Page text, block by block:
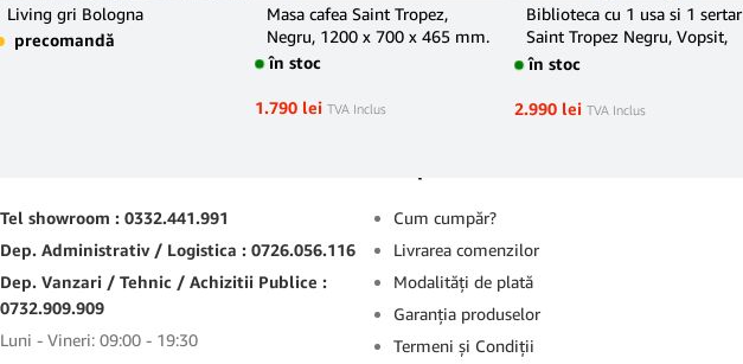
Living gri Bologna
precomandă
Masa cafea Saint Tropez,
Negru, 1200 x 700 x 465 mm.
în stoc
1.790 lei TVA Inclus
Biblioteca cu 1 usa si 1 sertar
Saint Tropez Negru, Vopsit,
68.8 Cm
în stoc
2.990 lei TVA Inclus
Tel showroom : 0332.441.991
Dep. Administrativ / Logistica : 0726.056.116
Dep. Vanzari / Tehnic / Achizitii Publice :
0732.909.909
Luni - Vineri: 09:00 - 19:30
Cum cumpăr?
Livrarea comenzilor
Modalităţi de plată
Garanţia produselor
Termeni şi Condiţii